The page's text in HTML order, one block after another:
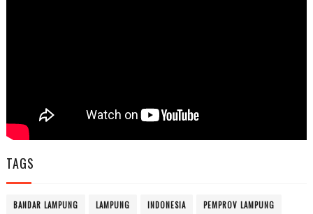
TAGS
BANDAR LAMPUNG LAMPUNG INDONESIA PEMPROV LAMPUNG